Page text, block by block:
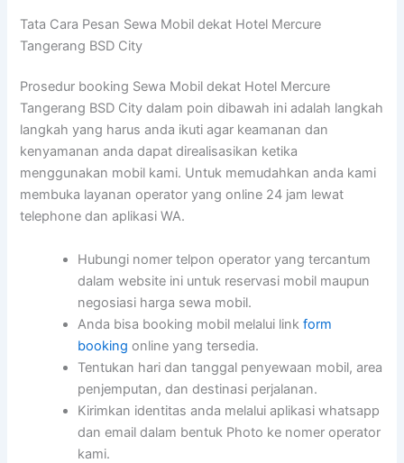
Tata Cara Pesan Sewa Mobil dekat Hotel Mercure
Tangerang BSD City
Prosedur booking Sewa Mobil dekat Hotel Mercure
Tangerang BSD City dalam poin dibawah ini adalah langkah
langkah yang harus anda ikuti agar keamanan dan
kenyamanan anda dapat direalisasikan ketika
menggunakan mobil kami. Untuk memudahkan anda kami
membuka layanan operator yang online 24 jam lewat
telephone dan aplikasi WA.
Hubungi nomer telpon operator yang tercantum
dalam website ini untuk reservasi mobil maupun
negosiasi harga sewa mobil.
Anda bisa booking mobil melalui linkform
booking online yang tersedia.
Tentukan hari dan tanggal penyewaan mobil, area
penjemputan, dan destinasi perjalanan.
Kirimkan identitas anda melalui aplikasi whatsapp
dan email dalam bentuk Photo ke nomer operator
kami.